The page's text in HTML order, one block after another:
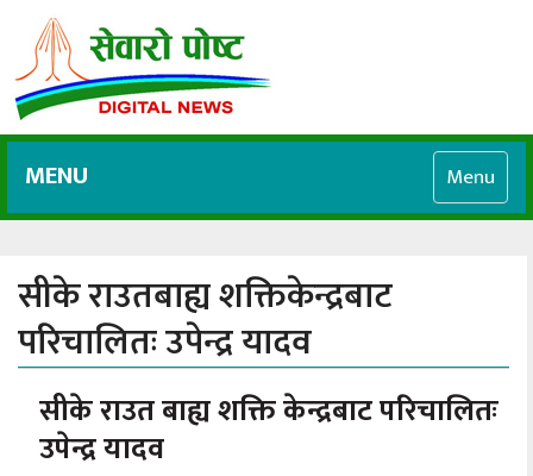
MENU Menu
सीके राउतबाह्य शक्तिकेन्द्रबाट
परिचालितः उपेन्द्र यादव
सीके राउत बाह्य शक्ति केन्द्रबाट परिचालितः
उपेन्द्र यादव